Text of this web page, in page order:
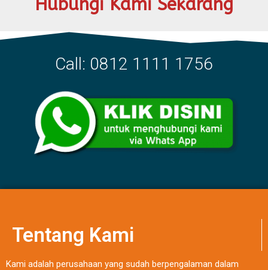
Hubungi Kami Sekarang
Call: 0812 1111 1756
Tentang Kami
Kami adalah perusahaan yang sudah berpengalaman dalam